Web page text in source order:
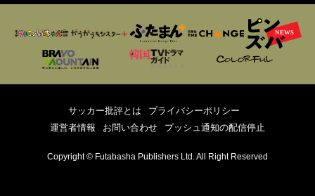
サッカー批評とは
プライバシーポリシー
運営者情報
お問い合わせ プッシュ通知の配信停止
Copyright © Futabasha Publishers Ltd. All Right Reserved